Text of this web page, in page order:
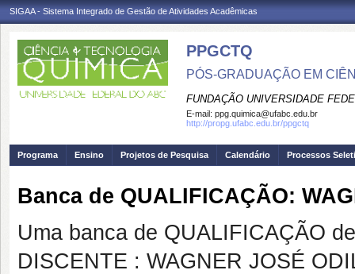
SIGAA - Sistema Integrado de Gestão de Atividades Acadêmicas
PPGCTQ
PÓS-GRADUAÇÃO EM
FUNDAÇÃO UNIVERSIDADE
E-mail: ppg.quimica@ufabc.edu.br
http://propg.ufabc.edu.br/ppgctq
Programa Ensino Projetos de Pesquisa Calendário Processos
Banca de QUALIFICAÇÃO:
Uma banca de QUALIFICAÇÃO
DISCENTE : WAGNER JOSÉ